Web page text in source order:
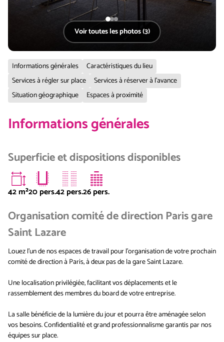
Voir toutes les photos (3)
Informations générales
Caractéristiques du lieu
Services à régler sur place
Services à réserver à l'avance
Situation géographique
Espaces à proximité
Informations générales
Superficie et dispositions disponibles
42m²20 pers.42 pers.26 pers.
Organisation comité de direction Paris gare
Saint Lazare
Louez l'un de nos espaces de travail pour l'organisation de votre prochain
comité de direction à Paris, à deux pas de la gare Saint Lazare.
Une localisation privilégiée, facilitant vos déplacements et le
rassemblement des membres du board de votre entreprise.
La salle bénéficie de la lumière du jour et pourra être aménagée selon
vos besoins. Confidentialité et grand professionnalisme garantis par nos
équipes sur place.